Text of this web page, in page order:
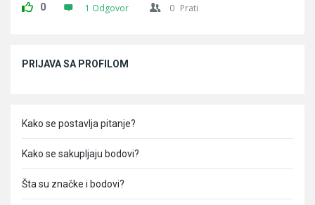
0 1 Odgovor 0 Prati
PRIJAVA SA PROFILOM
Kako se postavlja pitanje?
Kako se sakupljaju bodovi?
Šta su značke i bodovi?